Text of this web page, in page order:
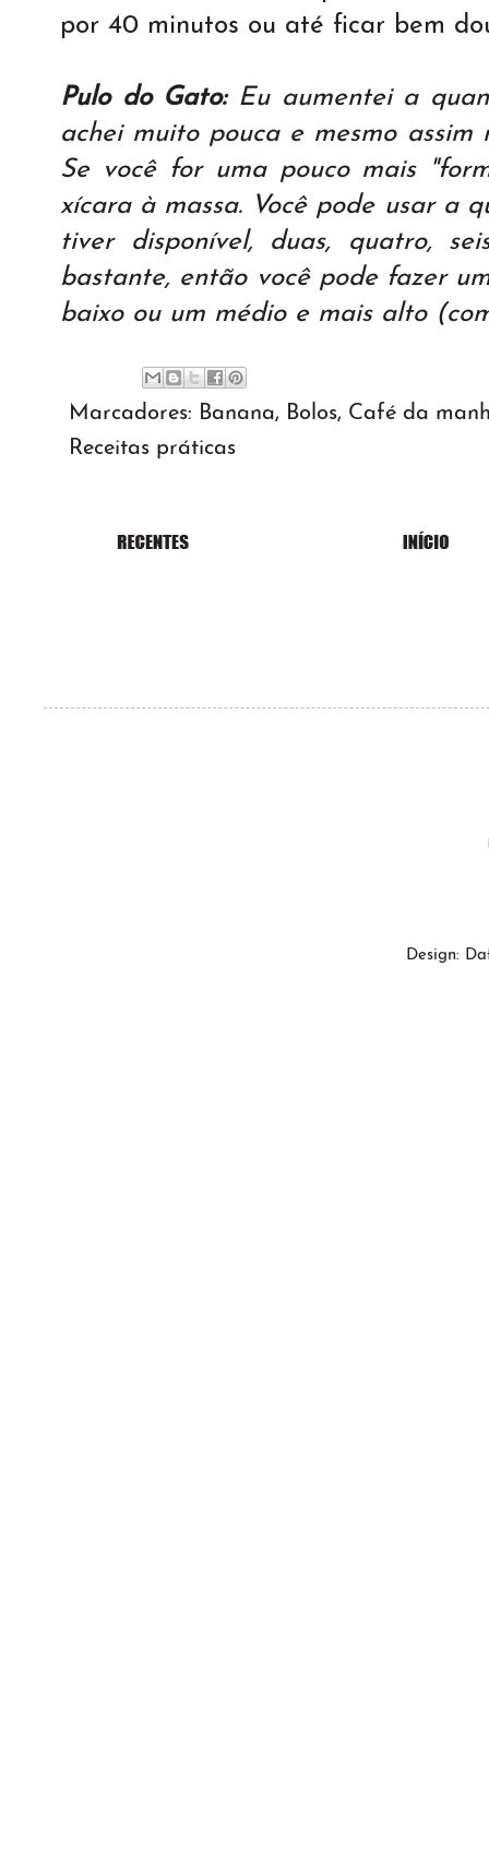
por 40 minutos ou até ficar bem
Pulo do Gato:Eu aumentei a
achei muito pouca e mesmo assim
Se você for uma pouco mais
xícara à massa. Você pode usar a
tiver disponível, duas, quatro,
bastante, então você pode fazer
baixo ou um médio e mais alto
Marcadores: Banana, Bolos, Café da
Receitas práticas
Design: